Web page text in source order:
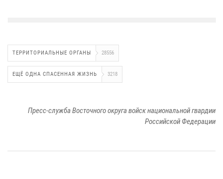
ТЕРРИТОРИАЛЬНЫЕ ОРГАНЫ 28556
ЕЩЁ ОДНА СПАСЕННАЯ ЖИЗНЬ 3218
Пресс-служба Восточного округа войск национальной гвардии
Российской Федерации